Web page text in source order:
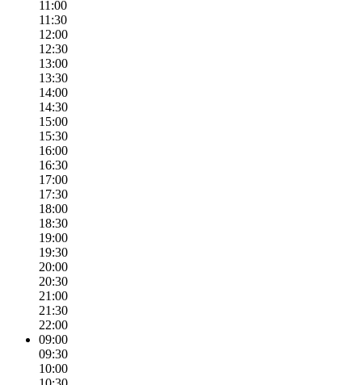
11:00
11:30
12:00
12:30
13:00
13:30
14:00
14:30
15:00
15:30
16:00
16:30
17:00
17:30
18:00
18:30
19:00
19:30
20:00
20:30
21:00
21:30
22:00
09:00
09:30
10:00